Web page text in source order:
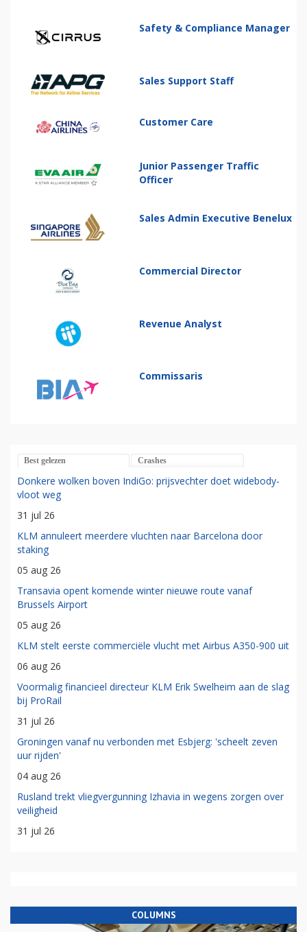
Safety & Compliance Manager
Sales Support Staff
Customer Care
Junior Passenger Traffic
Officer
Sales Admin Executive Benelux
Commercial Director
Revenue Analyst
Commissaris
Best gelezen Crashes
Donkere wolken boven IndiGo: prijsvechter doet widebody-
vloot weg
31 jul 26
KLM annuleert meerdere vluchten naar Barcelona door
staking
05 aug 26
Transavia opent komende winter nieuwe route vanaf
Brussels Airport
05 aug 26
KLM stelt eerste commerciële vlucht met Airbus A350-900 uit
06 aug 26
Voormalig financieel directeur KLM Erik Swelheim aan de slag
bij ProRail
31 jul 26
Groningen vanaf nu verbonden met Esbjerg: 'scheelt zeven
uur rijden'
04 aug 26
Rusland trekt vliegvergunning Izhavia in wegens zorgen over
veiligheid
31 jul 26
COLUMNS